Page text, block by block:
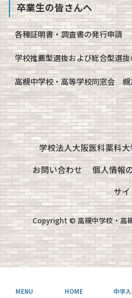
卒業生の皆さんへ
各種証明書・調査書の発行申請
学校推薦型選抜および総合型選
高槻中学校・高等学校同窓会 槻
学校法人大阪医科薬科
お問い合わせ
個人情報
サイ
Copyright © 高槻中学校・高
MENU HOME 中学